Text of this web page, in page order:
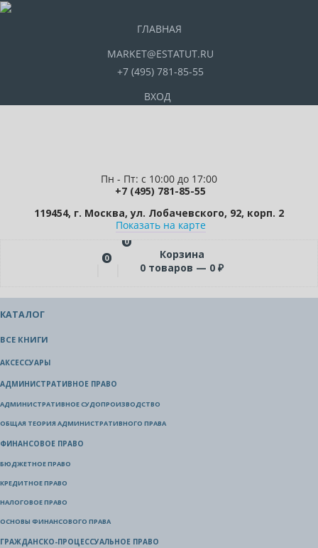
ГЛАВНАЯ
MARKET@ESTATUT.RU
+7 (495) 781-85-55
ВХОД
Пн - Пт: с 10:00 до 17:00
+7 (495) 781-85-55
119454, г. Москва, ул. Лобачевского, 92, корп. 2
Показать на карте
0
0
Корзина
0 товаров — 0 ₽
КАТАЛОГ
ВСЕ КНИГИ
АКСЕССУАРЫ
АДМИНИСТРАТИВНОЕ ПРАВО
АДМИНИСТРАТИВНОЕ СУДОПРОИЗВОДСТВО
ОБЩАЯ ТЕОРИЯ АДМИНИСТРАТИВНОГО ПРАВА
ФИНАНСОВОЕ ПРАВО
БЮДЖЕТНОЕ ПРАВО
КРЕДИТНОЕ ПРАВО
НАЛОГОВОЕ ПРАВО
ОСНОВЫ ФИНАНСОВОГО ПРАВА
ГРАЖДАНСКО-ПРОЦЕССУАЛЬНОЕ ПРАВО